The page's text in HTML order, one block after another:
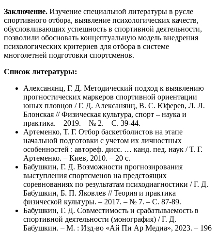
Заключение. Изучение специальной литературы в русле
спортивного отбора, выявление психологических качеств,
обусловливающих успешность в спортивной деятельности,
позволили обосновать концептуальную модель внедрения
психологических критериев для отбора в системе
многолетней подготовки спортсменов.
Список литературы:
Алексанянц, Г. Д. Методический подход к выявлению
прогностических маркеров спортивной ориентации
юных пловцов / Г. Д. Алексанянц, В. С. Юферев, Л. Л.
Блонская // Физическая культура, спорт – наука и
практика. – 2019. – № 2. – С. 39-44.
Артеменко, Т. Г. Отбор баскетболистов на этапе
начальной подготовки с учетом их личностных
особенностей : автореф. дисс. … канд. пед. наук / Т. Г.
Артеменко. – Киев, 2010. – 20 с.
Бабушкин, Г. Д. Возможности прогнозирования
выступления спортсменов на предстоящих
соревнованиях по результатам психодиагностики / Г. Д.
Бабушкин, Б. П. Яковлев // Теория и практика
физической культуры. – 2017. – № 7. – С. 87-89.
Бабушкин, Г. Д. Совместимость и срабатываемость в
спортивной деятельности (монография) / Г. Д.
Бабушкин. – М. : Изд-во «Ай Пи Ар Медиа», 2023. – 196